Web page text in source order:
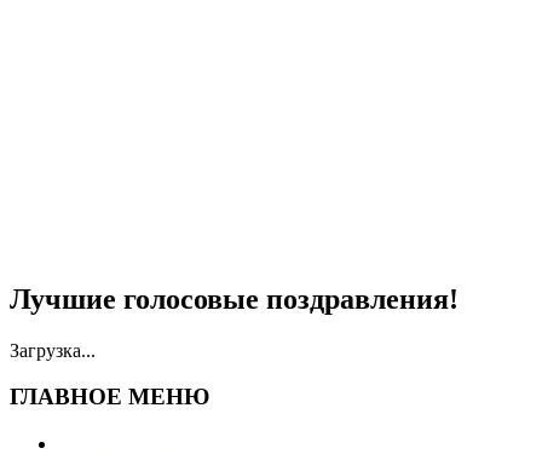
Лучшие голосовые поздравления!
Загрузка...
ГЛАВНОЕ МЕНЮ